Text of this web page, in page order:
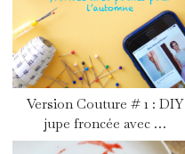
Version Couture # 1 : DIY
jupe froncée avec …